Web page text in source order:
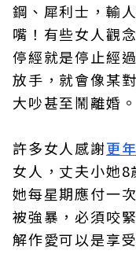
鋼、犀利士，輸
嘴！有些女人觀
停經就是停止經
放手，就會像某
大吵甚至鬧離婚。
許多女人感謝更
女人，丈夫小她8
她每星期應付一
被強暴，必須咬
解作愛可以是享受